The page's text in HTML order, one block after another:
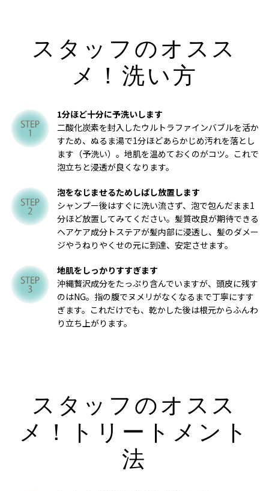
スタッフのオスス
メ！洗い方
1分ほど十分に予洗いします
二酸化炭素を封入したウルトラファインバブルを活か
すため、ぬるま湯で1分ほどあらかじめ汚れを落とし
ます（予洗い）。地肌を温めておくのがコツ。これで
泡立ちと浸透が良くなります。
泡をなじませるためしばし放置します
シャンプー後はすぐに洗い流さず、泡で包んだまま1
分ほど放置してみてください。髪質改良が期待できる
ヘアケア成分トステアが髪内部に浸透し、髪のダメー
ジやうねりやくせの元に到達、安定させます。
地肌をしっかりすすぎます
沖縄贅沢成分をたっぷり含んでいますが、頭皮に残す
のはNG。指の腹でヌメリがなくなるまで丁寧にすす
ぎます。これだけでも、乾かした後は根元からふんわ
り立ち上がります。
スタッフのオスス
メ！トリートメント
法